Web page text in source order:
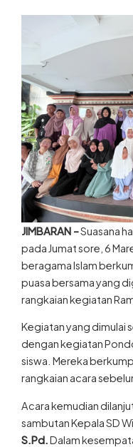
JIMBARAN –Suasana
pada Jumat sore, 6
beragama Islam
puasa bersama yang
rangkaian kegiatan
Kegiatan yang dimulai
dengan kegiatan
siswa. Mereka
rangkaian acara
Acara kemudian
sambutan Kepala SD
S.Pd.Dalam